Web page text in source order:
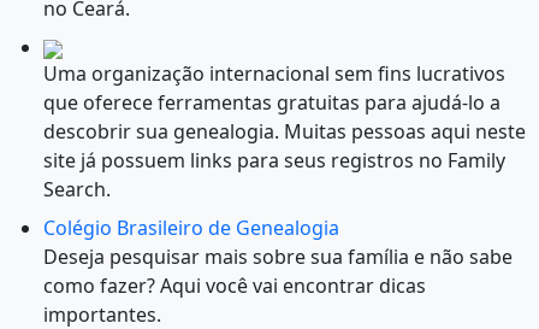
no Ceará.
Uma organização internacional sem fins lucrativos
que oferece ferramentas gratuitas para ajudá-lo a
descobrir sua genealogia. Muitas pessoas aqui neste
site já possuem links para seus registros no Family
Search.
Colégio Brasileiro de Genealogia
Deseja pesquisar mais sobre sua família e não sabe
como fazer? Aqui você vai encontrar dicas
importantes.